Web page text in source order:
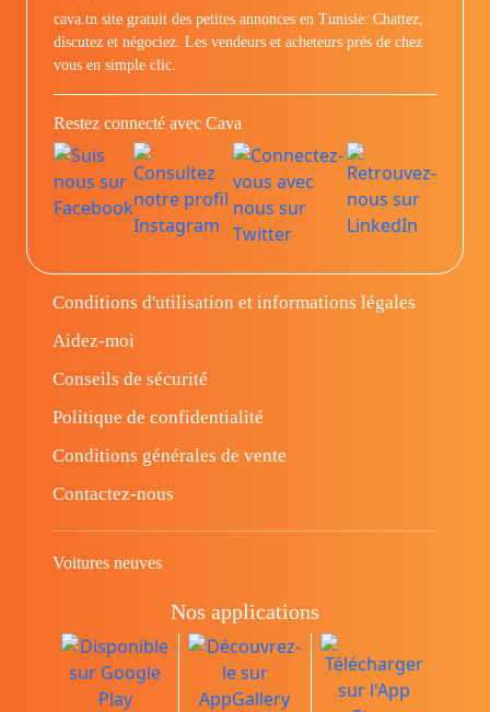
cava.tn site gratuit des petites annonces en Tunisie: Chattez,
discutez et négociez. Les vendeurs et acheteurs prés de chez
vous en simple clic.
Restez connecté avec Cava
Conditions d'utilisation et informations légales
Aidez-moi
Conseils de sécurité
Politique de confidentialité
Conditions générales de vente
Contactez-nous
Voitures neuves
Nos applications